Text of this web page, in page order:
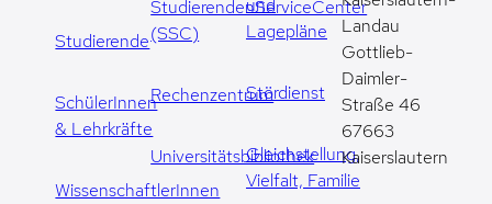
Studierende
SchülerInnen
& Lehrkräfte
WissenschaftlerInnen
StudierendenServiceCenter
(SSC)
Rechenzentrum
Universitätsbibliothek
Lagepläne
Stördienst
Gleichstellung,
Vielfalt, Familie
Landau
Gottlieb-
Daimler-
Straße 46
67663
Kaiserslautern